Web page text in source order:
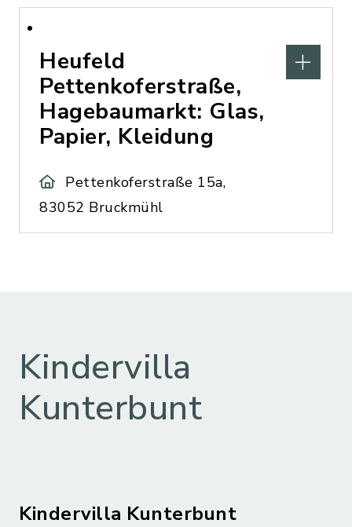
Heufeld
Pettenkoferstraße,
Hagebaumarkt: Glas,
Papier, Kleidung
Pettenkoferstraße 15a,
83052 Bruckmühl
Kindervilla
Kunterbunt
Kindervilla Kunterbunt